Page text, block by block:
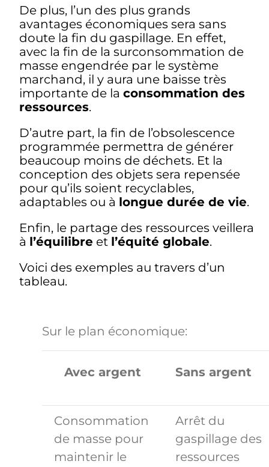
De plus, l’un des plus grands
avantages économiques sera sans
doute la fin du gaspillage. En effet,
avec la fin de la surconsommation de
masse engendrée par le système
marchand, il y aura une baisse très
importante de laconsommation des
ressources.
D’autre part, la fin de l’obsolescence
programmée permettra de générer
beaucoup moins de déchets. Et la
conception des objets sera repensée
pour qu’ils soient recyclables,
adaptables ou à longue durée de vie.
Enfin, le partage des ressources veillera
à l’équilibre et l’équité globale.
Voici des exemples au travers d’un
tableau.
Sur le plan économique:
Avec argent Sans argent
Consommation
de masse pour
maintenir le
Arrêt du
gaspillage des
ressources